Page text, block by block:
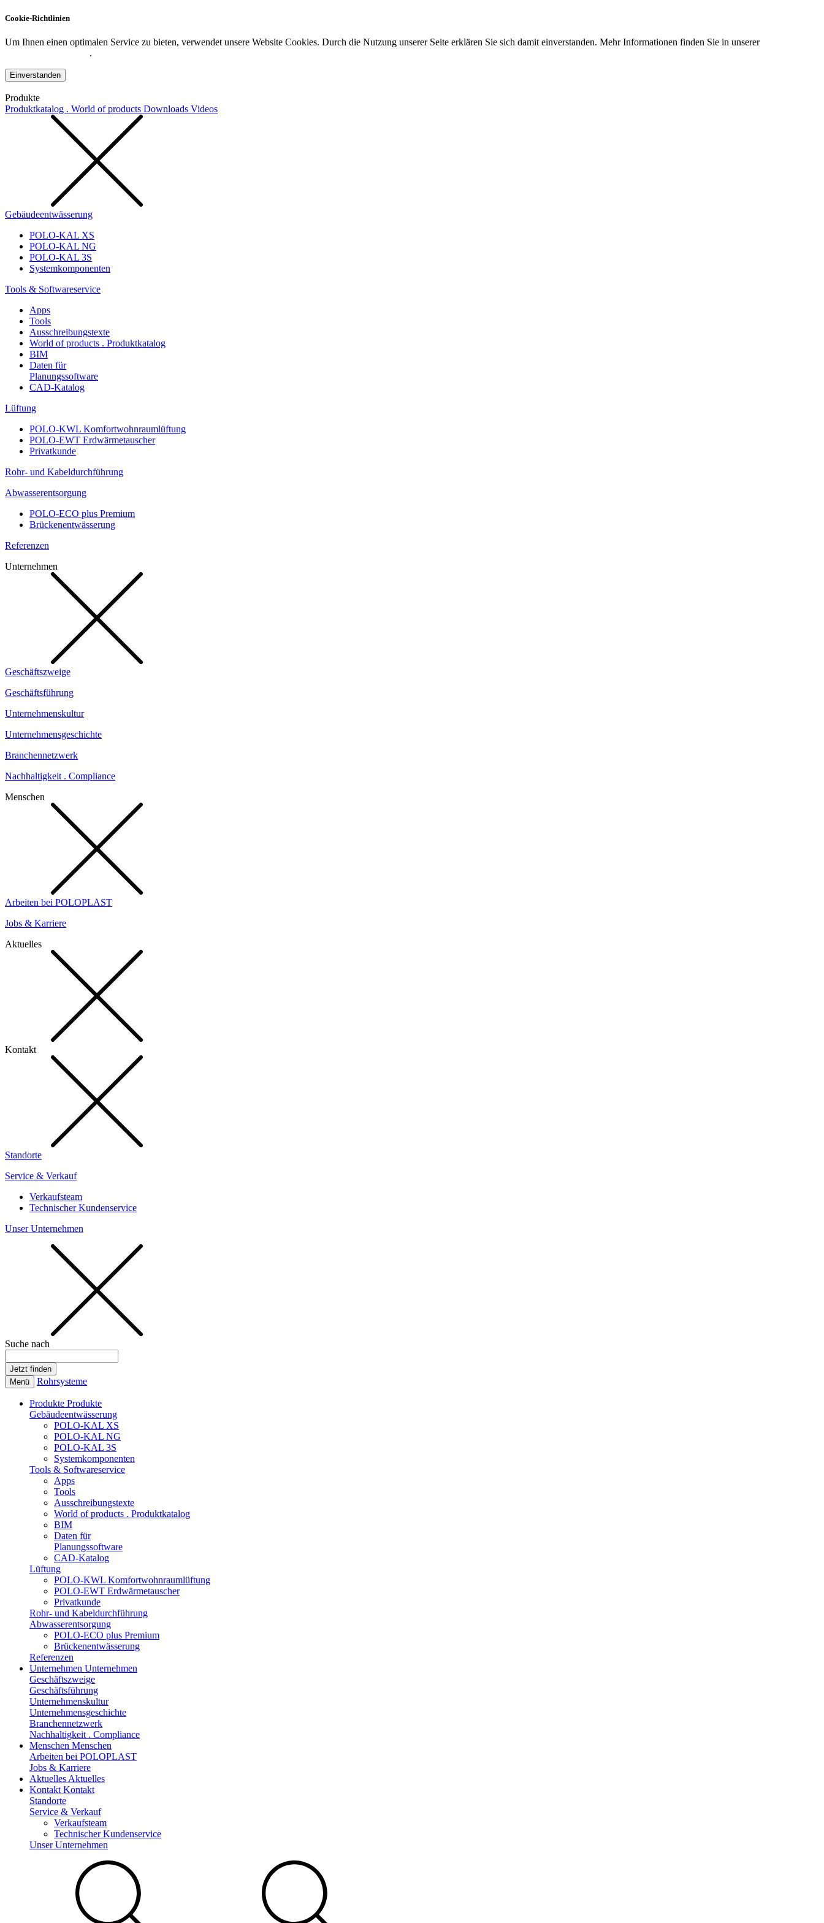
Cookie-Richtlinien
Um Ihnen einen optimalen Service zu bieten, verwendet unsere Website Cookies. Durch die Nutzung unserer Seite erklären Sie sich damit einverstanden. Mehr Informationen finden Sie in unserer
.
Einverstanden
Produkte
Produktkatalog . World of products Downloads Videos
Gebäudeentwässerung
POLO-KAL XS
POLO-KAL NG
POLO-KAL 3S
Systemkomponenten
Tools & Softwareservice
Apps
Tools
Ausschreibungstexte
World of products . Produktkatalog
BIM
Daten für
Planungssoftware
CAD-Katalog
Lüftung
POLO-KWL Komfortwohnraumlüftung
POLO-EWT Erdwärmetauscher
Privatkunde
Rohr- und Kabeldurchführung
Abwasserentsorgung
POLO-ECO plus Premium
Brückenentwässerung
Referenzen
Unternehmen
Geschäftszweige
Geschäftsführung
Unternehmenskultur
Unternehmensgeschichte
Branchennetzwerk
Nachhaltigkeit . Compliance
Menschen
Arbeiten bei POLOPLAST
Jobs & Karriere
Aktuelles
Kontakt
Standorte
Service & Verkauf
Verkaufsteam
Technischer Kundenservice
Unser Unternehmen
Suche nach
Menü Rohrsysteme
Produkte Produkte
Gebäudeentwässerung
POLO-KAL XS
POLO-KAL NG
POLO-KAL 3S
Systemkomponenten
Tools & Softwareservice
Apps
Tools
Ausschreibungstexte
World of products . Produktkatalog
BIM
Daten für
Planungssoftware
CAD-Katalog
Lüftung
POLO-KWL Komfortwohnraumlüftung
POLO-EWT Erdwärmetauscher
Privatkunde
Rohr- und Kabeldurchführung
Abwasserentsorgung
POLO-ECO plus Premium
Brückenentwässerung
Referenzen
Unternehmen Unternehmen
Geschäftszweige
Geschäftsführung
Unternehmenskultur
Unternehmensgeschichte
Branchennetzwerk
Nachhaltigkeit . Compliance
Menschen Menschen
Arbeiten bei POLOPLAST
Jobs & Karriere
Aktuelles Aktuelles
Kontakt Kontakt
Standorte
Service & Verkauf
Verkaufsteam
Technischer Kundenservice
Unser Unternehmen